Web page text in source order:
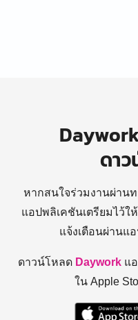
ดา
หากสนใจร่วมงานผ่าน
แอปพลิเคชันเตรียมไว้ใ
แจ้งเตือนผ่านแ
ดาวน์โหลด Daywork แ
ใน Apple